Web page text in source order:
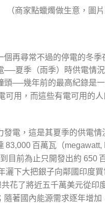
（商家點蠟燭做生意，圖片
再尋常不過的停電的冬
──夏季（雨季）時供電情
頭──幾年前的最高紀錄是
可用，而這些有電可用的
電，這是其夏季的供電
83,000 百萬瓦（megawatt,
目前為止只開發出約 650
灑下大把銀子向鄰國印度
花了將近五千萬美元從
著國內能源需求逐年增